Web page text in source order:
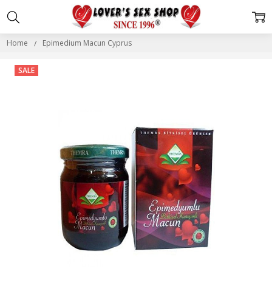
Home Epimedium Macun Cyprus
SALE